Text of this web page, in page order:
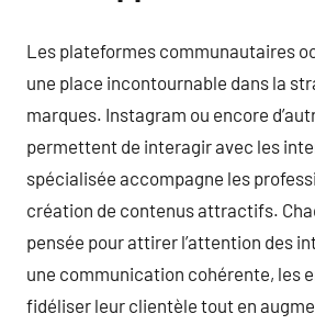
Les plateformes communautaires
une place incontournable dans la
marques. Instagram ou encore
permettent de interagir avec les
spécialisée accompagne les
création de contenus attractifs.
pensée pour attirer l’attention des
une communication cohérente, les
fidéliser leur clientèle tout en